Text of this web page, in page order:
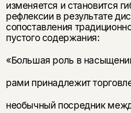
изменяется и становится
рефлексии в результате
сопоставления
пустого содержания:
«Большая роль в
рами принадлежит
необычный посредник